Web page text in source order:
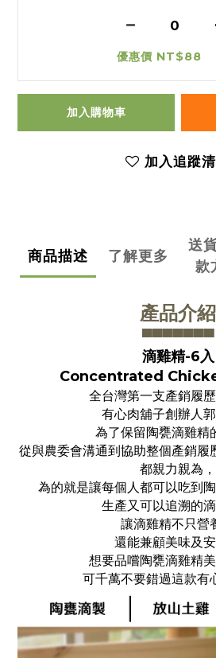
優惠價 NT$88
加入購物車
加入追蹤
商品描述 了解更多
送
款
產品介紹
▀▀▀▀▀▀▀
滴雞精-6入
Concentrated
全台灣第一支產銷履歷
有心肉舖子創辦人郭
為了保留陶甕滴雞精
從與農委會溝通到協助整個產銷履
都親力親為，
為的就是讓每個人都可以吃到
生產又可以追溯的滴
讓滴雞精不只營
還能兼顧美味及安
想要品嚐陶甕滴雞精美
可千萬不要錯過這款有